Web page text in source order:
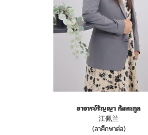
อาจารย์รัญญา กันทะกูล
江佩兰
(ลาศึกษาต่อ)